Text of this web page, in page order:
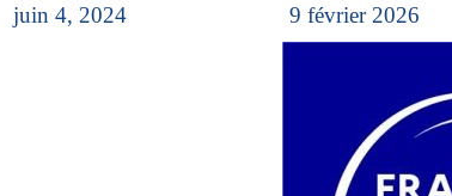
juin 4, 2024 9 février 2026